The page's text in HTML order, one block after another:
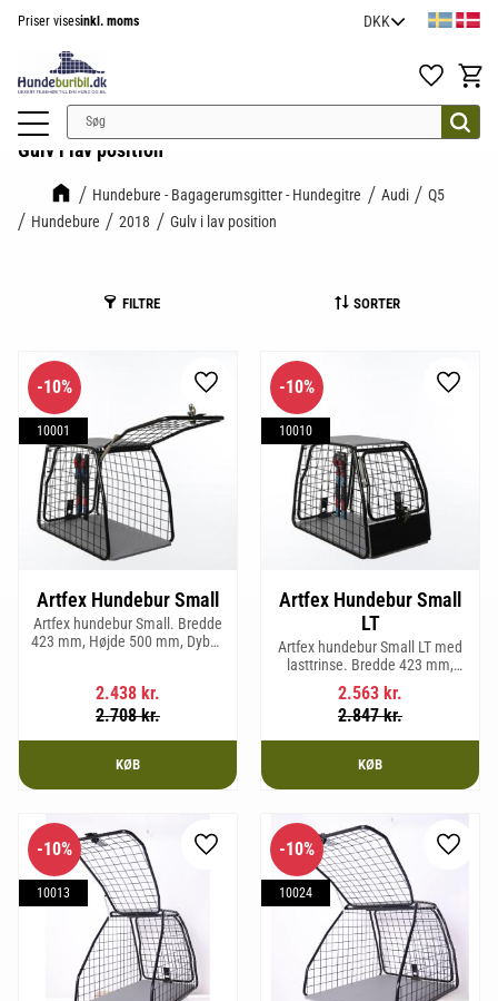
Priser visesinkl. moms
Favoritter
Gulv i lav position
Hundebure - Bagagerumsgitter - Hundegitre Audi
Q5
Hundebure
2018 Gulv i lav position
FILTRE SORTER
Artfex Hundebur Small
Artfex hundebur Small. Bredde
423 mm, Højde 500 mm, Dybde
2.438 kr.
2.708kr.
10%
10001
Gem som favorit
KØB
Artfex Hundebur Small
LT
Artfex hundebur Small LT med
lasttrinse. Bredde 423 mm,
Højde 500 mm, Dybde 670 mm
og vægt 12,9 kg.
2.563 kr.
2.847kr.
10%
10010
Gem
KØB
10%
10013
Gem som favorit
10%
10024
Gem